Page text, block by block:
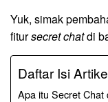
Yuk, simak
fitursecret chatdi
Daftar Isi
Apa itu Secret Chat